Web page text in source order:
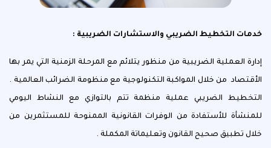
خدمات التخطيط الضريبي والاستشارات الضريبية :
إدارة العملية الضريبية من منظور يتلائم مع المرحلة الزمنية التي يمر بها
الأقتصاد من خلال المواكبة التكنولوجية مع منظومة الضرائب العالمية .
التخطيط الضريبي عملية منظمة تتم بالتوازي مع النشاط اليومي
للمنشأة للأستفادة من الوفرات القانونية الممنوحة للمستثمرين من
خلال تطبيق صحيح القانون وتعليماتة المكملة .